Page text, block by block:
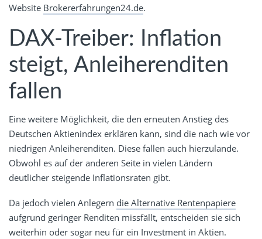
Website Brokererfahrungen24.de.
DAX-Treiber: Inflation
steigt, Anleiherenditen
fallen
Eine weitere Möglichkeit, die den erneuten Anstieg des
Deutschen Aktienindex erklären kann, sind die nach wie vor
niedrigen Anleiherenditen. Diese fallen auch hierzulande.
Obwohl es auf der anderen Seite in vielen Ländern
deutlicher steigende Inflationsraten gibt.
Da jedoch vielen Anlegern die Alternative Rentenpapiere
aufgrund geringer Renditen missfällt, entscheiden sie sich
weiterhin oder sogar neu für ein Investment in Aktien.